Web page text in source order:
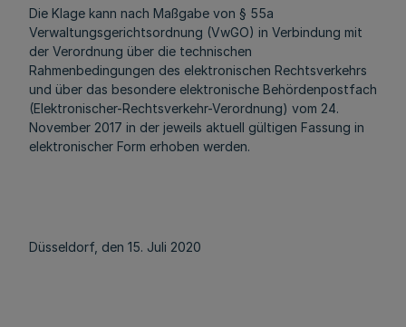
Die Klage kann nach Maßgabe von § 55a
Verwaltungsgerichtsordnung (VwGO) in Verbindung mit
der Verordnung über die technischen
Rahmenbedingungen des elektronischen Rechtsverkehrs
und über das besondere elektronische Behördenpostfach
(Elektronischer-Rechtsverkehr-Verordnung) vom 24.
November 2017 in der jeweils aktuell gültigen Fassung in
elektronischer Form erhoben werden.
Düsseldorf, den 15. Juli 2020